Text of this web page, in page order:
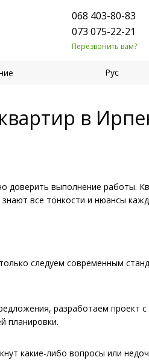
068 403-80-83
073 075-22-21
Перезвонить вам?
Рус
в
доверить выполнение работы.
все тонкости и нюансы
следуем современным
разработаем проект
планировки.
какие-либо вопросы или